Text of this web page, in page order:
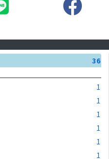
36
1
1
1
1
1
1